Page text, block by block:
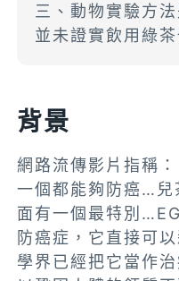
三、動物實驗方
並未證實飲用綠
背景
網路流傳影片指稱
一個都能夠防癌…兒
面有一個最特別
防癌症，它直接可
學界已經把它當作